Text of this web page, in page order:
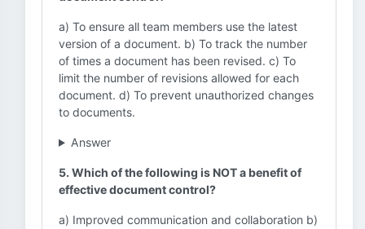
a) To ensure all team members use the latest
version of a document. b) To track the number
of times a document has been revised. c) To
limit the number of revisions allowed for each
document. d) To prevent unauthorized changes
to documents.
Answer
5. Which of the following is NOT a benefit of
effective document control?
a) Improved communication and collaboration b)